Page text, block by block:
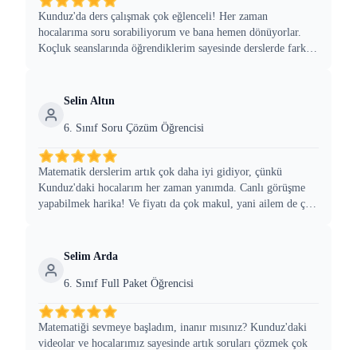
Kunduz'da ders çalışmak çok eğlenceli! Her zaman
hocalarıma soru sorabiliyorum ve bana hemen dönüyorlar.
Koçluk seanslarında öğrendiklerim sayesinde derslerde fark
Selin Altın
6. Sınıf Soru Çözüm Öğrencisi
Matematik derslerim artık çok daha iyi gidiyor, çünkü
Kunduz'daki hocalarım her zaman yanımda. Canlı görüşme
yapabilmek harika! Ve fiyatı da çok makul, yani ailem de çok
Selim Arda
6. Sınıf Full Paket Öğrencisi
Matematiği sevmeye başladım, inanır mısınız? Kunduz'daki
videolar ve hocalarımız sayesinde artık soruları çözmek çok